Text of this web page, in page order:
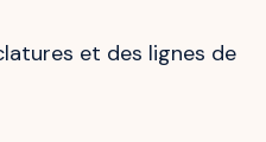
et des lignes de